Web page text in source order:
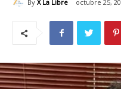
By X La Libre octubre 25,